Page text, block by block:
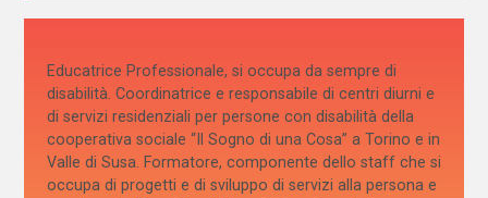
Educatrice Professionale, si occupa da sempre di
disabilità. Coordinatrice e responsabile di centri diurni e
di servizi residenziali per persone con disabilità della
cooperativa sociale “Il Sogno di una Cosa” a Torino e in
Valle di Susa. Formatore, componente dello staff che si
occupa di progetti e di sviluppo di servizi alla persona e